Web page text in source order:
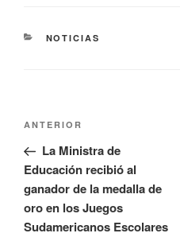
NOTICIAS
ANTERIOR
La Ministra de
Educación recibió al
ganador de la medalla de
oro en los Juegos
Sudamericanos Escolares